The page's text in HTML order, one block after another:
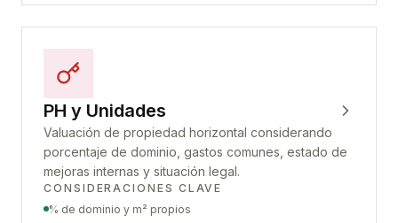
PH y Unidades
Valuación de propiedad horizontal considerando
porcentaje de dominio, gastos comunes, estado de
mejoras internas y situación legal.
CONSIDERACIONES CLAVE
% de dominio y m² propios